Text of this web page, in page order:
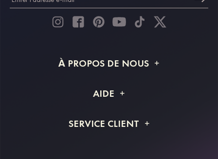
À PROPOS DE NOUS
Livraison
AIDE
Retour et remboursement
SERVICE CLIENT